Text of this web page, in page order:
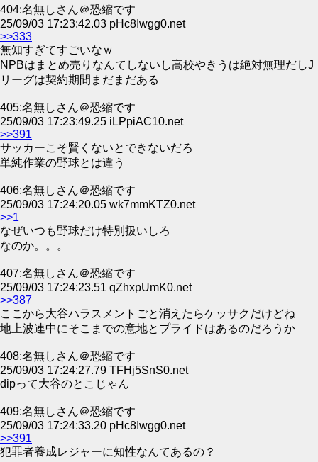
404:名無しさん＠恐縮です
25/09/03 17:23:42.03 pHc8Iwgg0.net
>>333
無知すぎてすごいなｗ
NPBはまとめ売りなんてしないし高校やきうは絶対無理だしJ
リーグは契約期間まだまだある
405:名無しさん＠恐縮です
25/09/03 17:23:49.25 iLPpiAC10.net
>>391
サッカーこそ賢くないとできないだろ
単純作業の野球とは違う
406:名無しさん＠恐縮です
25/09/03 17:24:20.05 wk7mmKTZ0.net
>>1
なぜいつも野球だけ特別扱いしろ
なのか。。。
407:名無しさん＠恐縮です
25/09/03 17:24:23.51 qZhxpUmK0.net
>>387
ここから大谷ハラスメントごと消えたらケッサクだけどね
地上波連中にそこまでの意地とプライドはあるのだろうか
408:名無しさん＠恐縮です
25/09/03 17:24:27.79 TFHj5SnS0.net
dipって大谷のとこじゃん
409:名無しさん＠恐縮です
25/09/03 17:24:33.20 pHc8Iwgg0.net
>>391
犯罪者養成レジャーに知性なんてあるの？